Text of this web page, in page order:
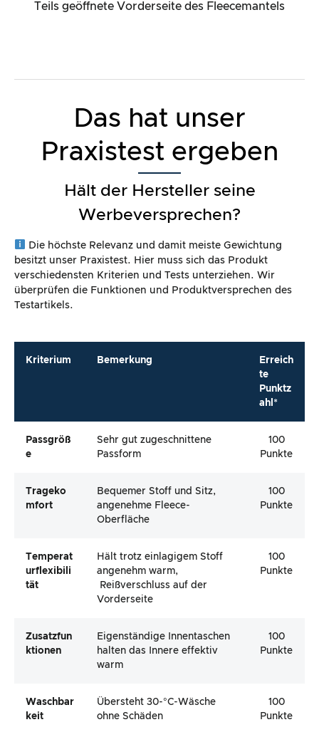
Teils geöffnete Vorderseite des Fleecemantels
Das hat unser
Praxistest ergeben
Hält der Hersteller seine
Werbeversprechen?
Die höchste Relevanz und damit meiste Gewichtung
besitzt unser Praxistest. Hier muss sich das Produkt
verschiedensten Kriterien und Tests unterziehen. Wir
überprüfen die Funktionen und Produktversprechen des
Testartikels.
Kriterium Bemerkung
Erreich
te
Punktz
ahl*
Passgröß
E
Sehr gut zugeschnittene
Passform
100
Punkte
Trageko
Mfort
Bequemer Stoff und Sitz,
angenehme Fleece-
Oberfläche
100
Punkte
Temperat
Urflexibili
Tät
Hält trotz einlagigem Stoff
angenehm warm,
Reißverschluss auf der
Vorderseite
100
Punkte
Zusatzfun
Ktionen
Eigenständige Innentaschen
halten das Innere effektiv
warm
100
Punkte
Waschbar
Keit
Übersteht 30-°C-Wäsche
ohne Schäden
100
Punkte